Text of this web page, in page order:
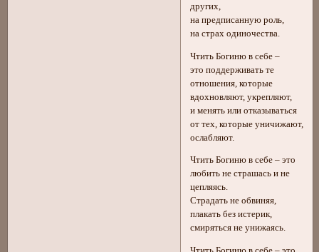
других,
на предписанную роль,
на страх одиночества.
Чтить Богиню в себе –
это поддерживать те
отношения, которые
вдохновляют, укрепляют,
и менять или отказываться
от тех, которые уничижают,
ослабляют.
Чтить Богиню в себе – это
любить не страшась и не
цепляясь.
Страдать не обвиняя,
плакать без истерик,
смиряться не унижаясь.